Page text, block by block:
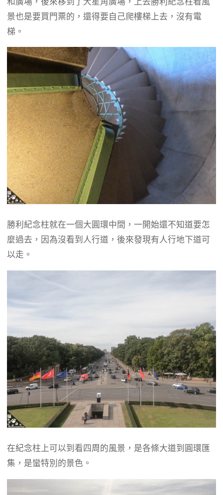
景也是要買門票的，還得要自己爬樓梯上去，沒有電
梯。
勝利紀念柱就在一個大圓環中間，一開始還不知道要怎
麼過去，因為沒看到人行道，後來發現有人行地下道可
以走。
在紀念柱上可以到看四周的風景，是各條大道到圓環匯
集，是蠻特別的景色。